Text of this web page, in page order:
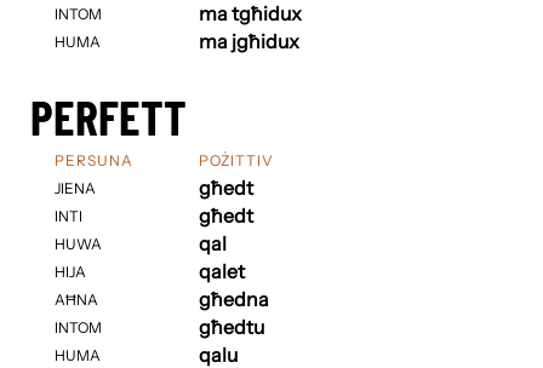
INTOM
HUMA
ma tgħidux
ma jgħidux
PERFETT
PERSUNA
JIENA
INTI
HUWA
HIJA
AĦNA
INTOM
HUMA
POŻITTIV
għedt
għedt
qal
qalet
għedna
għedtu
qalu